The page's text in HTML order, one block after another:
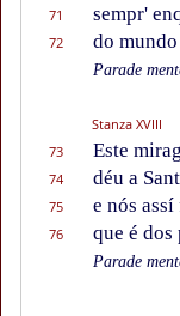
71 sempr'
72 do
Parade
Stanza XVIII
73 Este
74 déu a
75 e nós
76 que é dos
Parade